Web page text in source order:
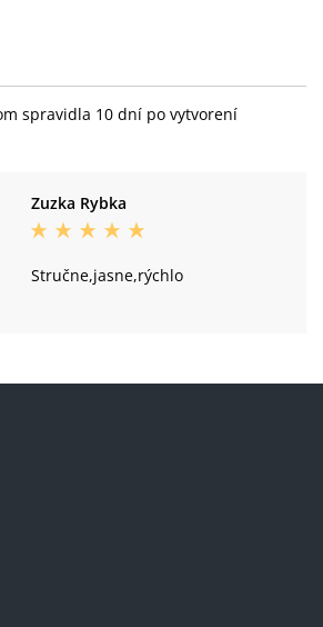
spravidla 10 dní po vytvorení
Zuzka Rybka
Stručne,jasne,rýchlo